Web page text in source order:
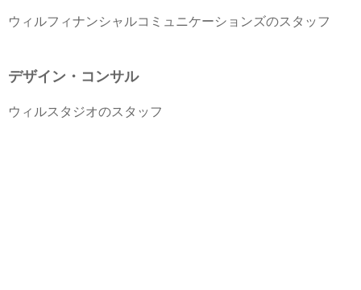
ウィルフィナンシャルコミュニケーションズのスタッフ
デザイン・コンサル
ウィルスタジオのスタッフ